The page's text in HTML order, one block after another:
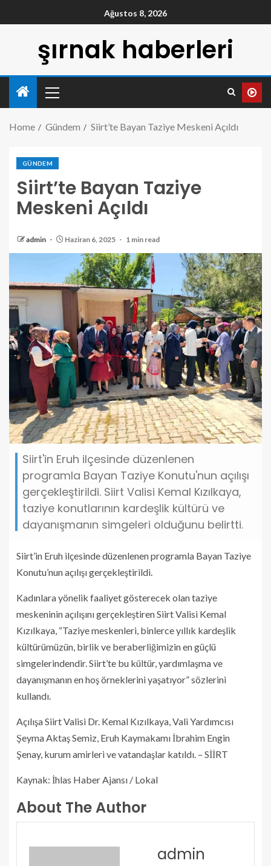
Ağustos 8, 2026
şırnak haberleri
Home Gündem Siirt’te Bayan Taziye Meskeni Açıldı
GÜNDEM
Siirt’te Bayan Taziye
Meskeni Açıldı
admin Haziran 6, 2025 1 min read
Siirt'in Eruh ilçesinde düzenlenen
programla Bayan Taziye Konutu'nun açılışı
gerçekleştirildi. Siirt Valisi Kemal Kızılkaya,
taziye konutlarının kardeşlik kültürü ve
dayanışmanın simgeleri olduğunu belirtti.
Siirt’in Eruh ilçesinde düzenlenen programla Bayan Taziye
Konutu’nun açılışı gerçekleştirildi.
Kadınlara yönelik faaliyet gösterecek olan taziye
meskeninin açılışını gerçekleştiren Siirt Valisi Kemal
Kızılkaya, “Taziye meskenleri, binlerce yıllık kardeşlik
kültürümüzün, birlik ve beraberliğimizin en güçlü
simgelerindendir. Siirt’te bu kültür, yardımlaşma ve
dayanışmanın en hoş örneklerini yaşatıyor” sözlerini
kullandı.
Açılışa Siirt Valisi Dr. Kemal Kızılkaya, Vali Yardımcısı
Şeyma Aktaş Semiz, Eruh Kaymakamı İbrahim Engin
Şenay, kurum amirleri ve vatandaşlar katıldı. – SİİRT
Kaynak: İhlas Haber Ajansı / Lokal
About The Author
admin